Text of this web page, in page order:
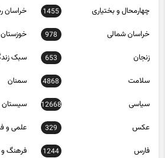
چهارمحال و بختیاری 1455 خراسان
خراسان شمالی 978 خوزستان
زنجان 653 سبک
سلامت 4868 سمنان
سیاسی 12668 سیستان
عکس 329 علمی و
فارس 1244 فرهنگ و